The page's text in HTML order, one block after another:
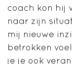
coach kon hij
naar zijn
mij nieuwe
betrokken
je je ook